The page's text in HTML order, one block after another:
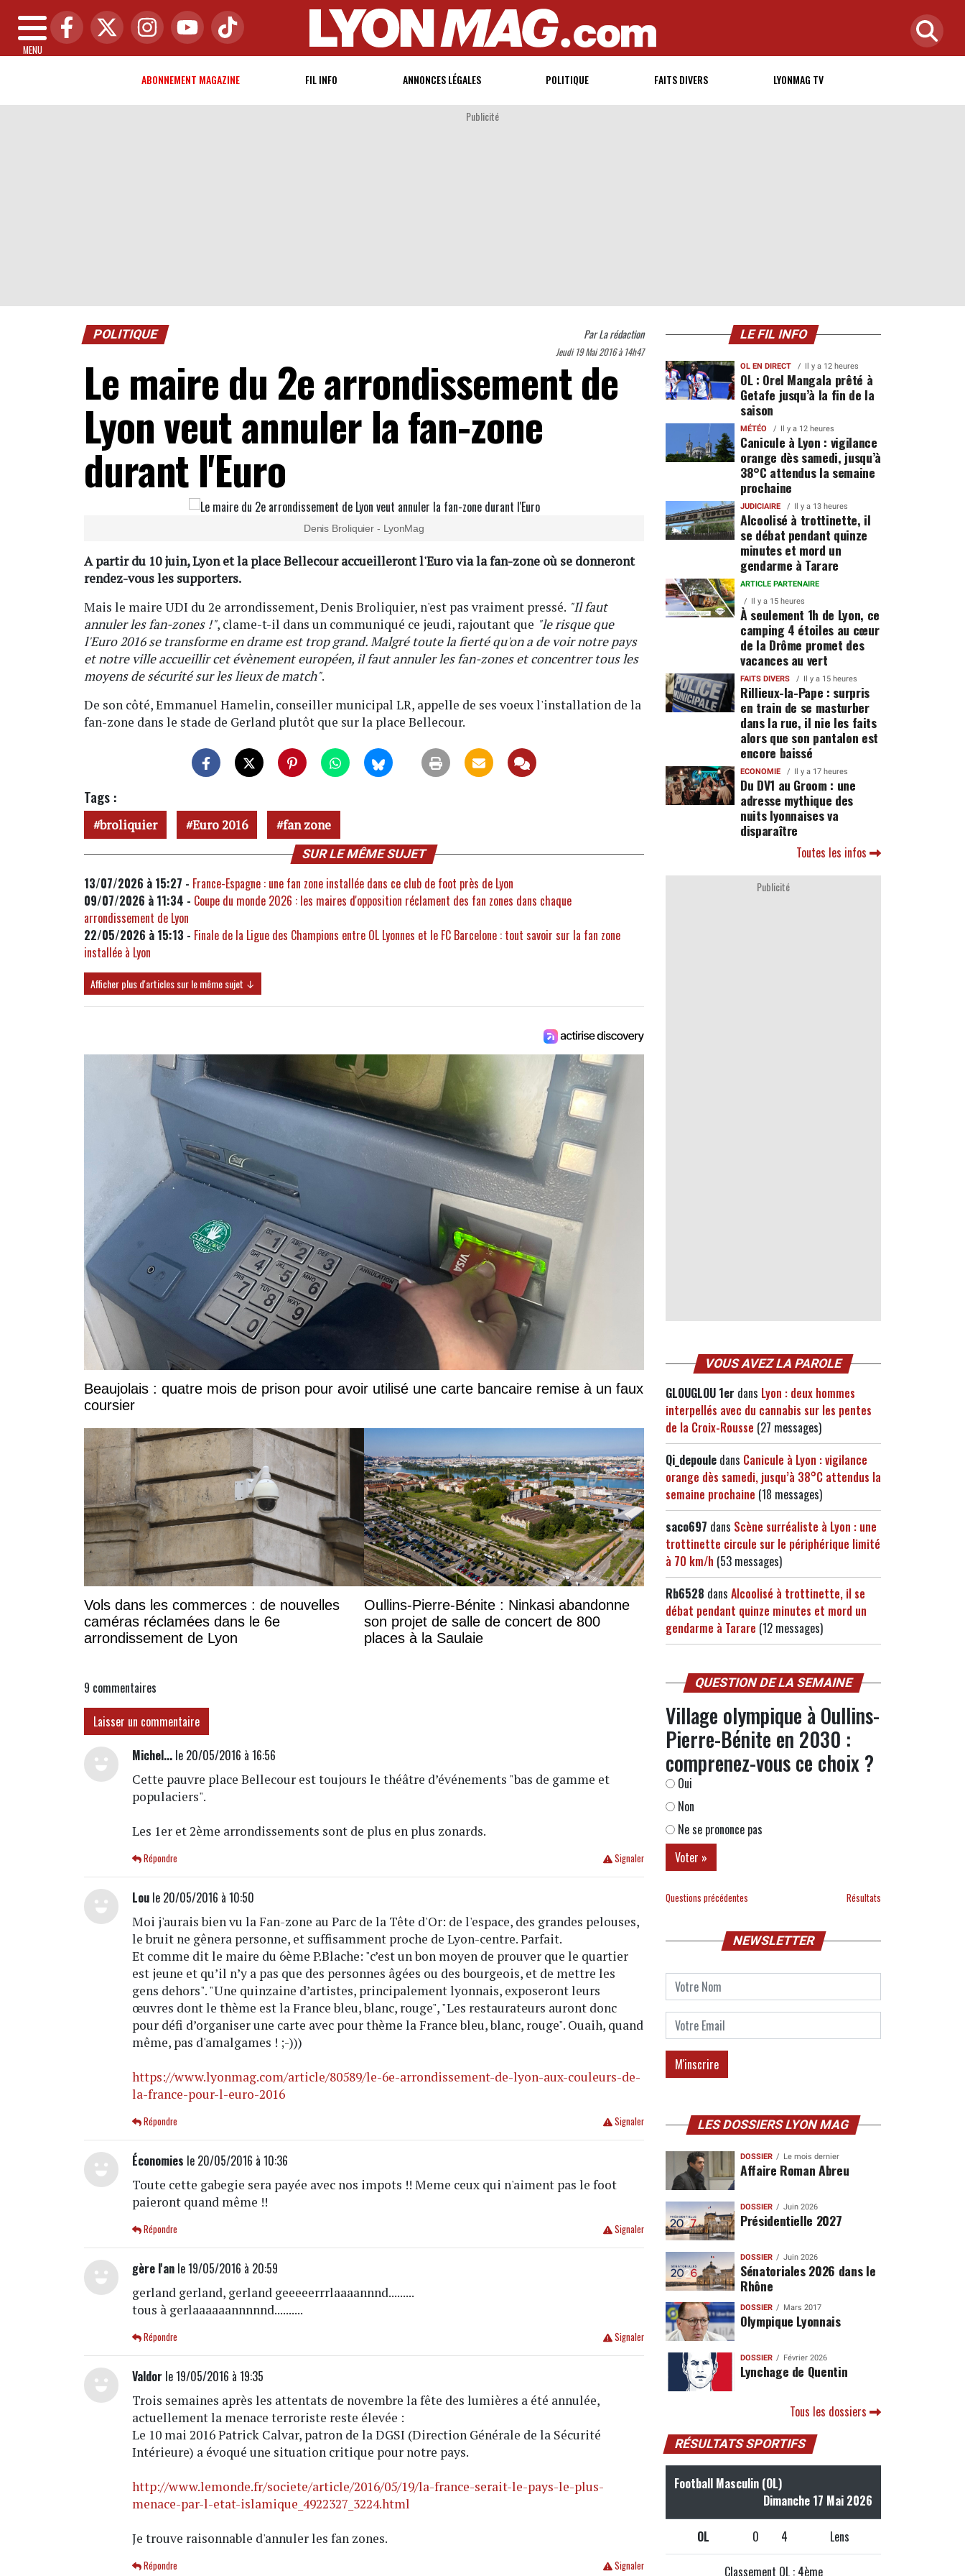
MENU
ABONNEMENT MAGAZINE FIL INFO ANNONCES LÉGALES POLITIQUE FAITS DIVERS LYONMAG TV
Publicité
POLITIQUE ParLa rédaction
Jeudi 19 Mai 2016 à 14h47
Le maire du 2e arrondissement de
Lyon veut annuler la fan-zone
durant l'Euro
Denis Broliquier - LyonMag
A partir du 10 juin, Lyon et la place Bellecour accueilleront l'Euro via la fan-zone où se donneront
rendez-vous les supporters.
Mais le maire UDI du 2e arrondissement, Denis Broliquier, n'est pas vraiment pressé. "Il faut
annuler les fan-zones !", clame-t-il dans un communiqué ce jeudi, rajoutant que "le risque que
l'Euro 2016 se transforme en drame est trop grand. Malgré toute la fierté qu'on a de voir notre pays
et notre ville accueillir cet évènement européen, il faut annuler les fan-zones et concentrer tous les
moyens de sécurité sur les lieux de match".
De son côté, Emmanuel Hamelin, conseiller municipal LR, appelle de ses voeux l'installation de la
fan-zone dans le stade de Gerland plutôt que sur la place Bellecour.
Tags :
broliquier Euro 2016 fan zone
SUR LE MÊME SUJET
13/07/2026 à 15:27 - France-Espagne : une fan zone installée dans ce club de foot près de Lyon
09/07/2026 à 11:34 - Coupe du monde 2026 : les maires d'opposition réclament des fan zones dans chaque
arrondissement de Lyon
22/05/2026 à 15:13 - Finale de la Ligue des Champions entre OL Lyonnes et le FC Barcelone : tout savoir sur la fan zone
installée à Lyon
Afficher plus d'articles sur le même sujet ↓
Beaujolais : quatre mois de prison pour avoir utilisé une carte bancaire remise à un faux
coursier
Vols dans les commerces : de nouvelles
caméras réclamées dans le 6e
arrondissement de Lyon
Oullins-Pierre-Bénite : Ninkasi abandonne
son projet de salle de concert de 800
places à la Saulaie
9 commentaires
Laisser un commentaire
Michel... le 20/05/2016 à 16:56
Cette pauvre place Bellecour est toujours le théâtre d’événements "bas de gamme et
populaciers".
Les 1er et 2ème arrondissements sont de plus en plus zonards.
Signaler
Répondre
Lou le 20/05/2016 à 10:50
Moi j'aurais bien vu la Fan-zone au Parc de la Tête d'Or: de l'espace, des grandes pelouses,
le bruit ne gênera personne, et suffisamment proche de Lyon-centre. Parfait.
Et comme dit le maire du 6ème P.Blache: "c’est un bon moyen de prouver que le quartier
est jeune et qu’il n’y a pas que des personnes âgées ou des bourgeois, et de mettre les
gens dehors". "Une quinzaine d’artistes, principalement lyonnais, exposeront leurs
œuvres dont le thème est la France bleu, blanc, rouge", "Les restaurateurs auront donc
pour défi d’organiser une carte avec pour thème la France bleu, blanc, rouge". Ouaih, quand
même, pas d'amalgames ! ;-)))
https://www.lyonmag.com/article/80589/le-6e-arrondissement-de-lyon-aux-couleurs-de-
la-france-pour-l-euro-2016
Signaler
Répondre
Économies le 20/05/2016 à 10:36
Toute cette gabegie sera payée avec nos impots !! Meme ceux qui n'aiment pas le foot
paieront quand même !!
Signaler
Répondre
gère l'an le 19/05/2016 à 20:59
gerland gerland, gerland geeeeerrrlaaaannnd.........
tous à gerlaaaaaannnnnd..........
Signaler
Répondre
Valdor le 19/05/2016 à 19:35
Trois semaines après les attentats de novembre la fête des lumières a été annulée,
actuellement la menace terroriste reste élevée :
Le 10 mai 2016 Patrick Calvar, patron de la DGSI (Direction Générale de la Sécurité
Intérieure) a évoqué une situation critique pour notre pays.
http://www.lemonde.fr/societe/article/2016/05/19/la-france-serait-le-pays-le-plus-
menace-par-l-etat-islamique_4922327_3224.html
Je trouve raisonnable d'annuler les fan zones.
Signaler
Répondre
LE FIL INFO
OL EN DIRECT Il y a 12 heures
OL : Orel Mangala prêté à
Getafe jusqu’à la fin de la
saison
MÉTÉO Il y a 12 heures
Canicule à Lyon : vigilance
orange dès samedi, jusqu’à
38°C attendus la semaine
prochaine
JUDICIAIRE Il y a 13 heures
Alcoolisé à trottinette, il
se débat pendant quinze
minutes et mord un
gendarme à Tarare
ARTICLE PARTENAIRE
Il y a 15 heures
À seulement 1h de Lyon, ce
camping 4 étoiles au cœur
de la Drôme promet des
vacances au vert
FAITS DIVERS Il y a 15 heures
Rillieux-la-Pape : surpris
en train de se masturber
dans la rue, il nie les faits
alors que son pantalon est
encore baissé
ECONOMIE Il y a 17 heures
Du DV1 au Groom : une
adresse mythique des
nuits lyonnaises va
disparaître
Toutes les infos
Publicité
VOUS AVEZ LA PAROLE
GLOUGLOU 1er dans Lyon : deux hommes
interpellés avec du cannabis sur les pentes
de la Croix-Rousse (27 messages)
Qi_depoule dans Canicule à Lyon : vigilance
orange dès samedi, jusqu’à 38°C attendus la
semaine prochaine (18 messages)
saco697 dans Scène surréaliste à Lyon : une
trottinette circule sur le périphérique limité
à 70 km/h (53 messages)
Rb6528 dans Alcoolisé à trottinette, il se
débat pendant quinze minutes et mord un
gendarme à Tarare (12 messages)
QUESTION DE LA SEMAINE
Village olympique à Oullins-
Pierre-Bénite en 2030 :
comprenez-vous ce choix ?
Oui
Non
Ne se prononce pas
Questions précédentes Résultats
NEWSLETTER
LES DOSSIERS LYON MAG
DOSSIER Le mois dernier
Affaire Roman Abreu
DOSSIER Juin 2026
Présidentielle 2027
DOSSIER Juin 2026
Sénatoriales 2026 dans le
Rhône
DOSSIER Mars 2017
Olympique Lyonnais
DOSSIER Février 2026
Lynchage de Quentin
Tous les dossiers
RÉSULTATS SPORTIFS
Football Masculin (OL)
Dimanche 17 Mai 2026
OL 0 4 Lens
Classement OL : 4ème